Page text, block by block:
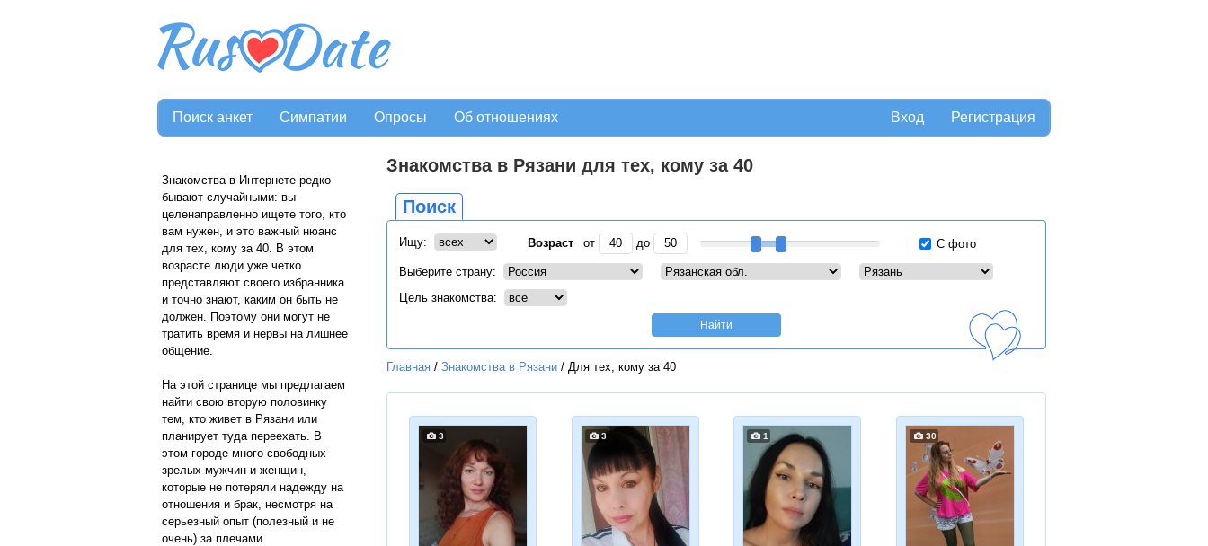
Поиск анкет Симпатии Опросы Об отношениях Регистрация
Вход
Знакомства в Интернете редко
бывают случайными: вы
целенаправленно ищете того, кто
вам нужен, и это важный нюанс
для тех, кому за 40. В этом
возрасте люди уже четко
представляют своего избранника
и точно знают, каким он быть не
должен. Поэтому они могут не
тратить время и нервы на лишнее
общение.
На этой странице мы предлагаем
найти свою вторую половинку
тем, кто живет в Рязани или
планирует туда переехать. В
этом городе много свободных
зрелых мужчин и женщин,
которые не потеряли надежду на
отношения и брак, несмотря на
серьезный опыт (полезный и не
очень) за плечами.
Знакомства в Рязани для тех, кому за 40
Поиск
Ищу: Возраст от до С фото
Выберите страну:
Цель знакомства:
Главная / Знакомства в Рязани / Для тех, кому за 40
3 3 1 30